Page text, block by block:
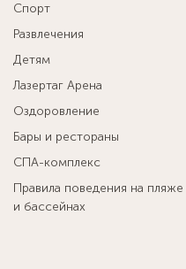
Спорт
Развлечения
Детям
Лазертаг Арена
Оздоровление
Бары и рестораны
СПА-комплекс
Правила поведения на пляже
и бассейнах